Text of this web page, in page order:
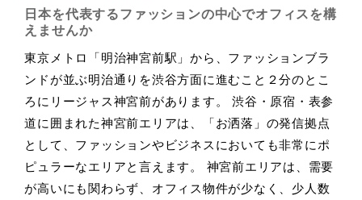
日本を代表するファッションの中心でオフィスを構
えませんか
東京メトロ「明治神宮前駅」から、ファッションブラ
ンドが並ぶ明治通りを渋谷方面に進むこと２分のとこ
ろにリージャス神宮前があります。 渋谷・原宿・表参
道に囲まれた神宮前エリアは、「お洒落」の発信拠点
として、ファッションやビジネスにおいても非常にポ
ピュラーなエリアと言えます。 神宮前エリアは、需要
が高いにも関わらず、オフィス物件が少なく、少人数